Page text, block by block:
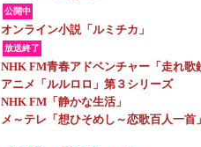
公開中
オンライン小説「ルミチカ」
放送終了
NHK FM青春アドベンチャー「走れ歌
アニメ「ルルロロ」第３シリーズ
NHK FM「静かな生活」
メ～テレ「想ひそめし～恋歌百人一首」